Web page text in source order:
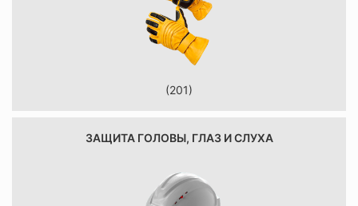
(201)
ЗАЩИТА ГОЛОВЫ, ГЛАЗ И СЛУХА